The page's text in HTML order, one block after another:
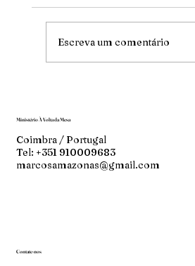
Escreva um comentário
Ministério À Volta da Mesa
Coimbra / Portugal
Tel: +351 910009683
marcosamazonas@gmail.com
Contate-nos